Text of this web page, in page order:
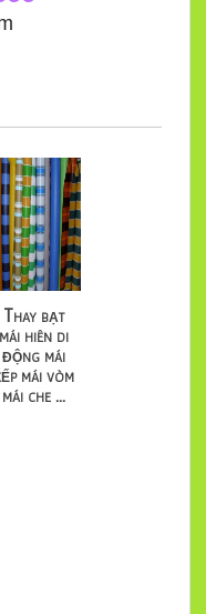
Thay bạt
mái hiên di
động mái
mái vòm
mái che ...